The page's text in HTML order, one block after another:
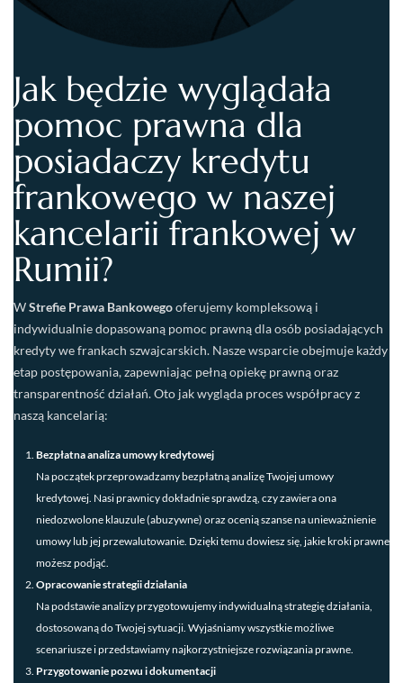
Jak będzie wyglądała
pomoc prawna dla
posiadaczy kredytu
frankowego w naszej
kancelarii frankowej w
Rumii?
WStrefie Prawa Bankowegooferujemy kompleksową i
indywidualnie dopasowaną pomoc prawną dla osób posiadających
kredyty we frankach szwajcarskich. Nasze wsparcie obejmuje każdy
etap postępowania, zapewniając pełną opiekę prawną oraz
transparentność działań. Oto jak wygląda proces współpracy z
naszą kancelarią:
Bezpłatna analiza umowy kredytowej
Na początek przeprowadzamy bezpłatną analizę Twojej umowy
kredytowej. Nasi prawnicy dokładnie sprawdzą, czy zawiera ona
niedozwolone klauzule (abuzywne) oraz ocenią szanse na unieważnienie
umowy lub jej przewalutowanie. Dzięki temu dowiesz się, jakie kroki prawne
możesz podjąć.
Opracowanie strategii działania
Na podstawie analizy przygotowujemy indywidualną strategię działania,
dostosowaną do Twojej sytuacji. Wyjaśniamy wszystkie możliwe
scenariusze i przedstawiamy najkorzystniejsze rozwiązania prawne.
Przygotowanie pozwu i dokumentacji